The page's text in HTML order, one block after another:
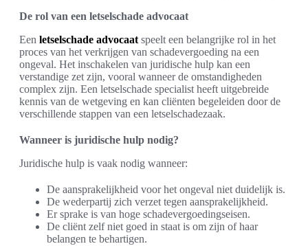
De rol van een letselschade advocaat
Een letselschade advocaat speelt een belangrijke rol in het
proces van het verkrijgen van schadevergoeding na een
ongeval. Het inschakelen van juridische hulp kan een
verstandige zet zijn, vooral wanneer de omstandigheden
complex zijn. Een letselschade specialist heeft uitgebreide
kennis van de wetgeving en kan cliënten begeleiden door de
verschillende stappen van een letselschadezaak.
Wanneer is juridische hulp nodig?
Juridische hulp is vaak nodig wanneer:
De aansprakelijkheid voor het ongeval niet duidelijk is.
De wederpartij zich verzet tegen aansprakelijkheid.
Er sprake is van hoge schadevergoedingseisen.
De cliënt zelf niet goed in staat is om zijn of haar
belangen te behartigen.